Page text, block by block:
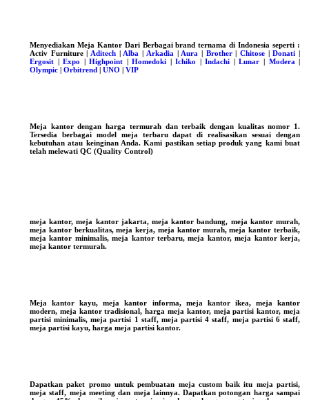
Menyediakan Meja Kantor Dari Berbagai brand ternama di Indonesia seperti :
Activ Furniture |Aditech |Alba Arkadia|Aura Brother| Chitose|Donati
Ergosit |Expo |Highpoint |Homedoki |Ichiko |Indachi |Lunar Modera|
Olympic
Orbitrend UNO VIP
Meja kantor dengan harga termurah dan terbaik dengan kualitas nomor 1.
Tersedia berbagai model meja terbaru dapat di realisasikan sesuai dengan
kebutuhan atau keinginan Anda. Kami pastikan setiap produk yang kami buat
telah melewati QC (Quality Control)
meja kantor, meja kantor jakarta, meja kantor bandung, meja kantor murah,
meja kantor berkualitas, meja kerja, meja kantor murah, meja kantor terbaik,
meja kantor minimalis, meja kantor terbaru, meja kantor, meja kantor kerja,
meja kantor termurah.
Meja kantor kayu, meja kantor informa, meja kantor ikea, meja kantor
modern, meja kantor tradisional, harga meja kantor, meja partisi kantor, meja
partisi minimalis, meja partisi 1 staff, meja partisi 4 staff, meja partisi 6 staff,
meja partisi kayu, harga meja partisi kantor.
Dapatkan paket promo untuk pembuatan meja custom baik itu meja partisi,
meja staff, meja meeting dan meja lainnya. Dapatkan potongan harga sampai